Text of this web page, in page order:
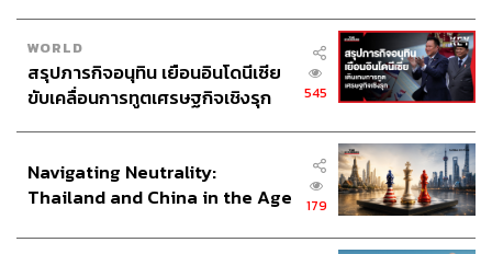
WORLD
สรุปภารกิจอนุทิน เยือนอินโดนีเซีย
ขับเคลื่อนการทูตเศรษฐกิจเชิงรุก
545
Navigating Neutrality:
Thailand and China in the Age
179